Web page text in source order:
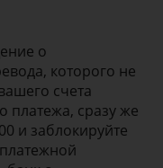
о
которого не
счета
платежа, сразу же
и заблокируйте